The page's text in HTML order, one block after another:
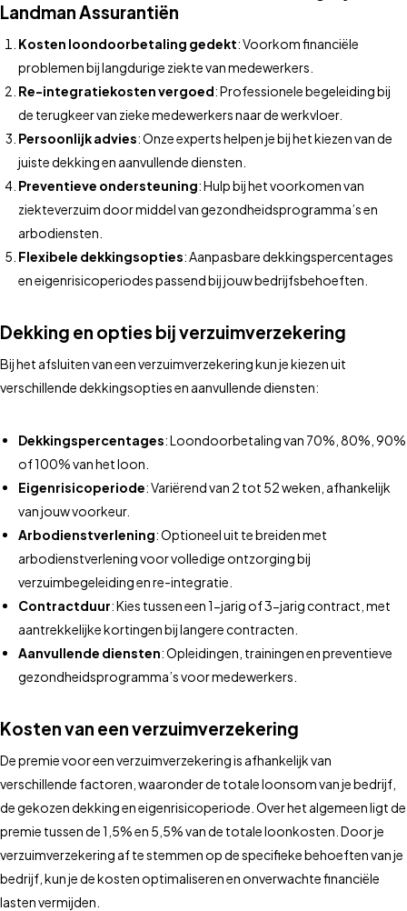
Landman Assurantiën
Kosten loondoorbetaling gedekt: Voorkom financiële
problemen bij langdurige ziekte van medewerkers.
Re-integratiekosten vergoed: Professionele begeleiding bij
de terugkeer van zieke medewerkers naar de werkvloer.
Persoonlijk advies: Onze experts helpen je bij het kiezen van de
juiste dekking en aanvullende diensten.
Preventieve ondersteuning: Hulp bij het voorkomen van
ziekteverzuim door middel van gezondheidsprogramma’s en
arbodiensten.
Flexibele dekkingsopties: Aanpasbare dekkingspercentages
en eigenrisicoperiodes passend bij jouw bedrijfsbehoeften.
Dekking en opties bij verzuimverzekering
Bij het afsluiten van een verzuimverzekering kun je kiezen uit
verschillende dekkingsopties en aanvullende diensten:
Dekkingspercentages: Loondoorbetaling van 70%, 80%, 90%
of 100% van het loon.
Eigenrisicoperiode: Variërend van 2 tot 52 weken, afhankelijk
van jouw voorkeur.
Arbodienstverlening: Optioneel uit te breiden met
arbodienstverlening voor volledige ontzorging bij
verzuimbegeleiding en re-integratie.
Contractduur: Kies tussen een 1-jarig of 3-jarig contract, met
aantrekkelijke kortingen bij langere contracten.
Aanvullende diensten: Opleidingen, trainingen en preventieve
gezondheidsprogramma’s voor medewerkers.
Kosten van een verzuimverzekering
De premie voor een verzuimverzekering is afhankelijk van
verschillende factoren, waaronder de totale loonsom van je bedrijf,
de gekozen dekking en eigenrisicoperiode. Over het algemeen ligt de
premie tussen de 1,5% en 5,5% van de totale loonkosten. Door je
verzuimverzekering af te stemmen op de specifieke behoeften van je
bedrijf, kun je de kosten optimaliseren en onverwachte financiële
lasten vermijden.